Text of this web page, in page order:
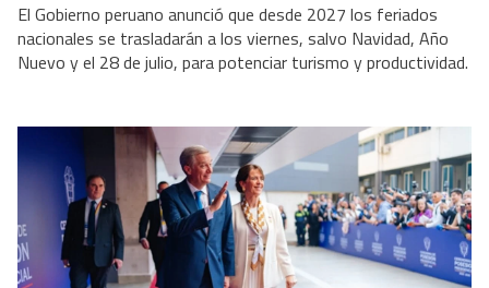
El Gobierno peruano anunció que desde 2027 los feriados
nacionales se trasladarán a los viernes, salvo Navidad, Año
Nuevo y el 28 de julio, para potenciar turismo y productividad.